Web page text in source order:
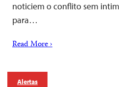
noticiem o conflito sem
para…
Read More ›
Alertas